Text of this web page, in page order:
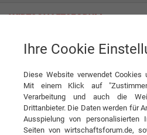
Fahrrad-XXL.de GmbH & Co. KG
Ihre Cookie
Diese Website verwendet Cookies
Mit einem Klick auf
Verarbeitung und auch die
Drittanbieter. Die Daten werden für
Ausspielung von personalisierten
Seiten von wirtschaftsforum.de,